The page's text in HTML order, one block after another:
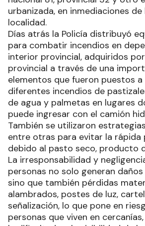
urbanizada, en inmediaciones
localidad.
Días atrás la Policía distribuyó
para combatir incendios en
interior provincial, adquiridos
provincial a través de una
elementos que fueron puestos a
diferentes incendios de
de agua y palmetas en lugares
puede ingresar con el camión
También se utilizaron
entre otras para evitar la rápida
debido al pasto seco, producto
La irresponsabilidad y
personas no solo generan
sino que también pérdidas
alambrados, postes de luz,
señalización, lo que pone en
personas que viven en